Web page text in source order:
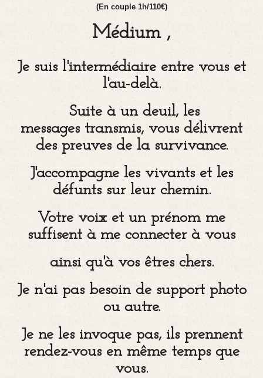
(En couple 1h/110€)
Médium ,
Je suis l'intermédiaire entre vous et
l'au-delà.
Suite à un deuil, les
messages transmis, vous délivrent
des preuves de la survivance.
J'accompagne les vivants et les
défunts sur leur chemin.
Votre voix et un prénom me
suffisent à me connecter à vous
ainsi qu'à vos êtres chers.
Je n'ai pas besoin de support photo
ou autre.
Je ne les invoque pas, ils prennent
rendez-vous en même temps que
vous.